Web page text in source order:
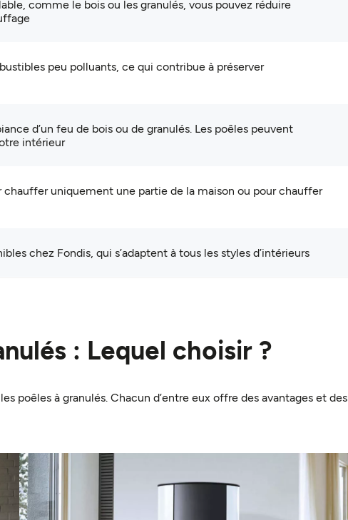
avec des
cheminée
d'installateurs est qualifiée pour
appareils de chauffage dans le
comme le bois ou les granulés, vous pouvez réduire
peu polluants, ce qui contribue à préserver
d’un feu de bois ou de granulés. Les poêles peuvent
intérieur
chauffer uniquement une partie de la maison ou pour chauffer
chez Fondis, qui s’adaptent à tous les styles d’intérieurs
: Lequel choisir ?
poêles à granulés. Chacun d’entre eux offre des avantages et des